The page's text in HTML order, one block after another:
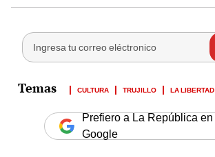
CULTURA TRUJILLO LA LIBERTAD
Prefiero a La República en
Google